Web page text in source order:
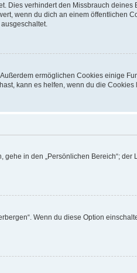
Dies verhindert den Missbrauch
wenn du dich an einem öffentlichen
ermöglichen Cookies einige
kann es helfen, wenn du die Cookies
in den „Persönlichen Bereich“; der
Wenn du diese Option